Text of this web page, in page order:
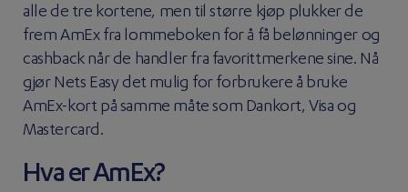
alle de tre kortene, men til større kjøp plukker de
frem AmEx fra lommeboken for å få belønninger og
cashback når de handler fra favorittmerkene sine. Nå
gjør Nets Easy det mulig for forbrukere å bruke
AmEx-kort på samme måte som Dankort, Visa og
Mastercard.
Hva er AmEx?